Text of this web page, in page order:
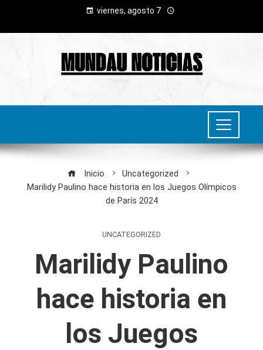
viernes, agosto 7
Inicio
Uncategorized
Marilidy Paulino hace historia en los Juegos Olímpicos
de París 2024
UNCATEGORIZED
Marilidy Paulino
hace historia en
los Juegos